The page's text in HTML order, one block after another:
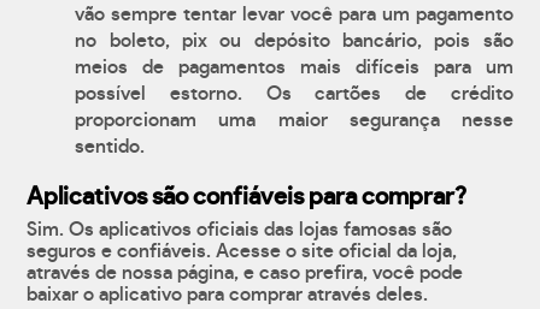
vão sempre tentar levar você para um pagamento
no boleto, pix ou depósito bancário, pois são
meios de pagamentos mais difíceis para um
possível estorno. Os cartões de crédito
proporcionam uma maior segurança nesse
sentido.
Aplicativos são confiáveis para comprar?
Sim. Os aplicativos oficiais das lojas famosas são
seguros e confiáveis. Acesse o site oficial da loja,
através de nossa página, e caso prefira, você pode
baixar o aplicativo para comprar através deles.